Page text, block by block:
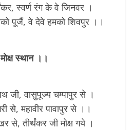
स्वर्ण रंग के वे जिनवर ।
पूजैं, वे देवे हमको शिवपुर ।।
स्थान ।।
जी, वासुपूज्य चम्पापुर से ।
से, महावीर पावापुर से ।।
से, तीर्थंकर जी मोक्ष गये ।